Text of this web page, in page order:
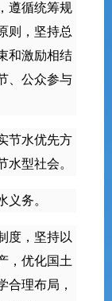
遵循统筹规
则，坚持总
和激励相结
、公众参与
水优先方
型社会。
务。
，坚持以
，优化国土
合理布局，